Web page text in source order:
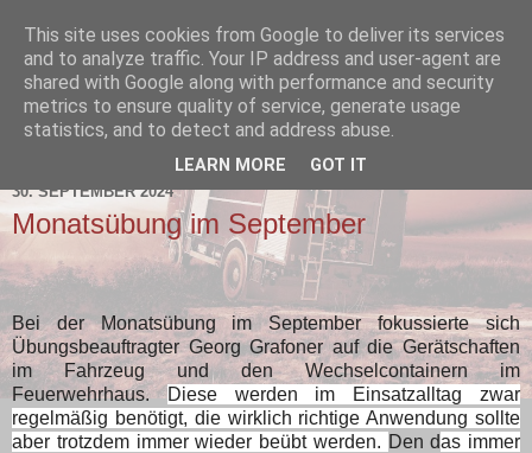
30. SEPTEMBER 2024
Monatsübung im September
Bei der Monatsübung im September fokussierte sich
Übungsbeauftragter Georg Grafoner auf die Gerätschaften
im Fahrzeug und den Wechselcontainern im
Feuerwehrhaus. Diese werden im Einsatzalltag zwar
regelmäßig benötigt, die wirklich richtige Anwendung sollte
aber trotzdem immer wieder beübt werden. Den das immer
This site uses cookies from Google to deliver its services
and to analyze traffic. Your IP address and user-agent are
shared with Google along with performance and security
metrics to ensure quality of service, generate usage
statistics, and to detect and address abuse.
LEARN MORE GOT IT